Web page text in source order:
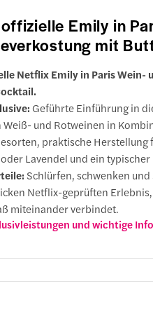
Notre-Dame
Louis
des Arts
Museum
Royal Garten
Sie Paris mit den Augen von
Sie frisch gebackenes
Aromen, genießen Sie das
wie Emily auf ihren
Verkostungspause
de l'Estrapade
Paris
Restaurant
Emily in
mit
Netflix Emily in Paris
Geführte Einführung in
Weiß- und Rotweinen in
praktische
Lavendel und ein
Schlürfen, schwenken
Netflix-geprüften
miteinander verbindet.
und wichtige